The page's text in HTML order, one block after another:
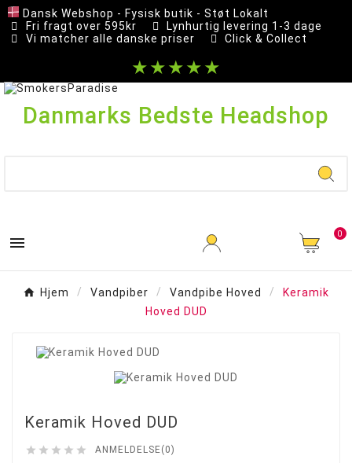
Dansk Webshop - Fysisk butik - Støt Lokalt
Fri fragt over 595kr
Lynhurtig levering 1-3 dage
Vi matcher alle danske priser
Click & Collect
★★★★★
Danmarks Bedste Headshop
 0
Hjem Vandpiber Vandpibe Hoved
Keramik
Hoved DUD
Keramik Hoved DUD
     ANMELDELSE(0)